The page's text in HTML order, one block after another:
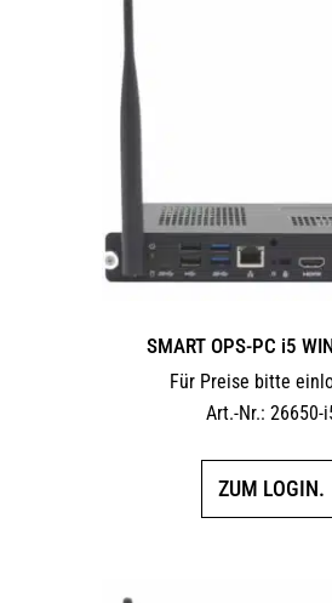
SMART OPS-PC i5
Für Preise bitte
Art.-Nr.: 26650-
ZUM LOGIN.